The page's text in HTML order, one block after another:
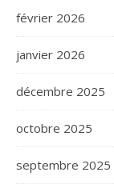
février 2026
janvier 2026
décembre 2025
octobre 2025
septembre 2025